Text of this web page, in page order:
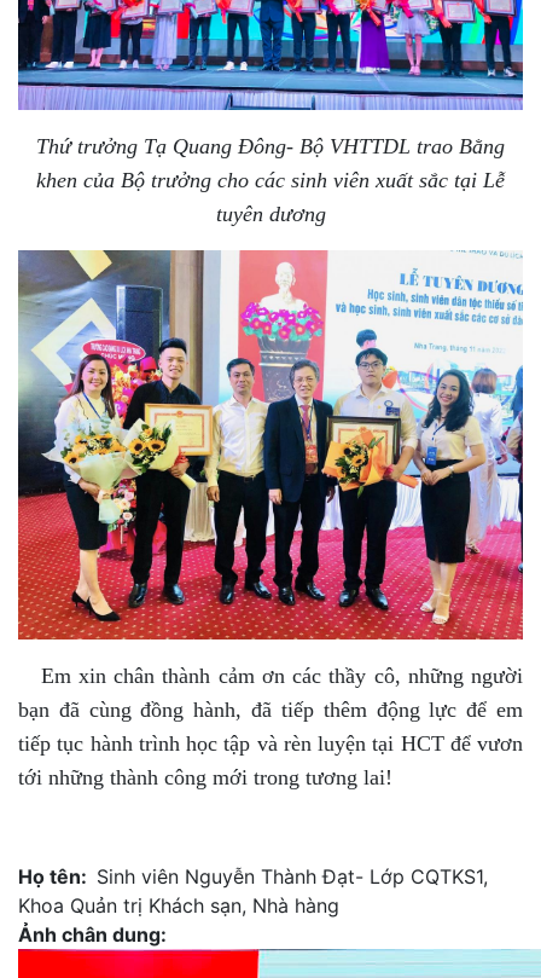
Thứ trưởng Tạ Quang Đông- Bộ VHTTDL trao Bằng
khen của Bộ trưởng cho các sinh viên xuất sắc tại Lễ
tuyên dương
Em xin chân thành cảm ơn các thầy cô, những người
bạn đã cùng đồng hành, đã tiếp thêm động lực để em
tiếp tục hành trình học tập và rèn luyện tại HCT để vươn
tới những thành công mới trong tương lai!
Họ tên
Sinh viên Nguyễn Thành Đạt- Lớp CQTKS1,
Khoa Quản trị Khách sạn, Nhà hàng
Ảnh chân dung